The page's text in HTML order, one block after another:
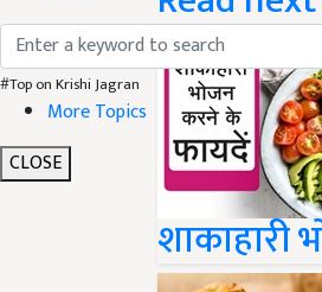
#Top on Krishi Jagran
More Topics
CLOSE
शाकाहारी